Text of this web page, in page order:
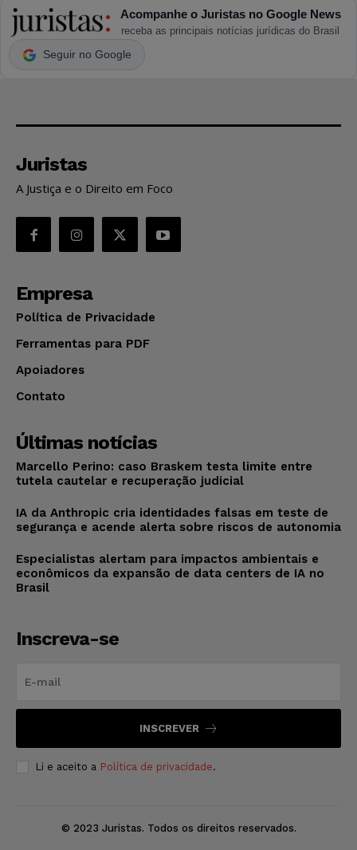
Acompanhe o Juristas no Google News
receba as principais notícias jurídicas do Brasil
Seguir no Google
Juristas
A Justiça e o Direito em Foco
Empresa
Política de Privacidade
Ferramentas para PDF
Apoiadores
Contato
Últimas notícias
Marcello Perino: caso Braskem testa limite entre
tutela cautelar e recuperação judicial
IA da Anthropic cria identidades falsas em teste de
segurança e acende alerta sobre riscos de autonomia
Especialistas alertam para impactos ambientais e
econômicos da expansão de data centers de IA no
Brasil
Inscreva-se
INSCREVER
Li e aceito a Política de privacidade.
© 2023 Juristas. Todos os direitos reservados.